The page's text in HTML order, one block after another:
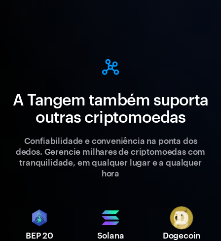
A Tangem também suporta
outras criptomoedas
Confiabilidade e conveniência na ponta dos
dedos. Gerencie milhares de criptomoedas com
tranquilidade, em qualquer lugar e a qualquer
hora
BEP 20 Solana Dogecoin